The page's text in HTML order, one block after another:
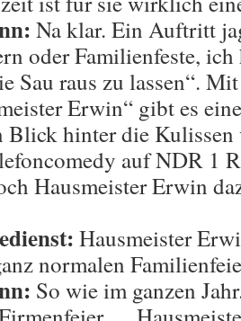
Na klar. Ein Auftritt
oder Familienfeste, ich
Sau raus zu lassen“.
Erwin“ gibt es
Blick hinter die
auf NDR 1
Hausmeister Erwin
Hausmeister
normalen
So wie im ganzen